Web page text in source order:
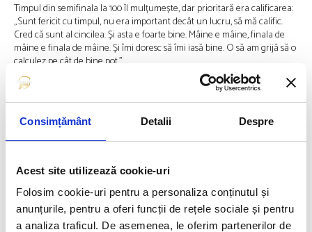
Consimțământ Detalii Despre
Acest site utilizează cookie-uri
Folosim cookie-uri pentru a personaliza conținutul și
anunțurile, pentru a oferi funcții de rețele sociale și pentru
a analiza traficul. De asemenea, le oferim partenerilor de
Timpul din semifinala la 100 îl mulțumește, dar prioritară era calificarea:
„Sunt fericit cu timpul, nu era important decât un lucru, să mă calific.
Cred că sunt al cincilea. Și asta e foarte bine. Mâine e mâine, finala de
mâine e finala de mâine. Și îmi doresc să îmi iasă bine. O să am grijă să o
calculez pe cât de bine pot.”
Finala la 100 metri liber are loc joi, 14.21 ora României
Andreea Giuclea
este reporter sportiv încă din 2012, când a debutat în
echipa DoR. Ea este pasionată de ceea ce înseamnă să fii sportiv de
câștige medalii. Andreea a obținut locul 2 la categoria Best Column în
gala AIPS Sport Media Awards 2020 și premiul pentru Cel mai Bun
Website Sportiv din 2022, decernat de Asociația Presei Sportive din
România. Ea spunepovestidinsportminunate și ne transmite informații
proaspete de la Campionatul Mondial de Înot de la Fukuoka, Japonia.